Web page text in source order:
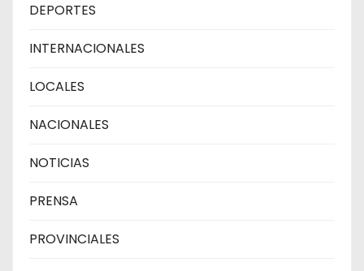
DEPORTES
INTERNACIONALES
LOCALES
NACIONALES
NOTICIAS
PRENSA
PROVINCIALES